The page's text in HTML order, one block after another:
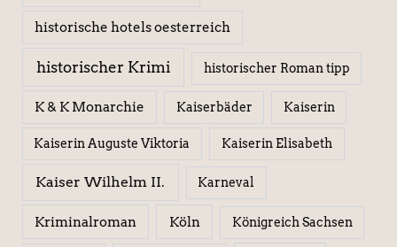
historische hotels oesterreich
historischer Krimi historischer Roman tipp
K & K Monarchie Kaiserbäder Kaiserin
Kaiserin Auguste Viktoria Kaiserin Elisabeth
Kaiser Wilhelm II. Karneval
Kriminalroman Köln Königreich Sachsen